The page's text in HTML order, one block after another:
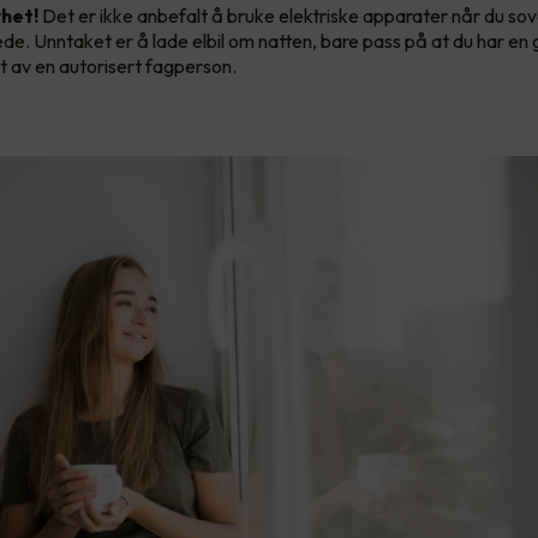
Det er ikke anbefalt å bruke elektriske apparater når du
Unntaket er å lade elbil om natten, bare pass på at du har
av en autorisert fagperson.